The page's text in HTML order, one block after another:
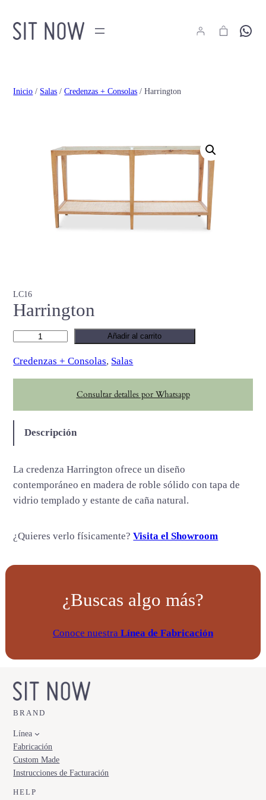
Hola
Inicio / Salas /Credenzas + Consolas / Harrington
LC16
Harrington
r
r
n
t
n
c
a
t
d
Añadir al carrito
Credenzas + Consolas, Salas
Consultar detalles por Whatsapp
Descripción
La credenza Harrington ofrece un diseño
contemporáneo en madera de roble sólido con tapa de
vidrio templado y estante de caña natural.
¿Quieres verlo físicamente?Visita el Showroom
¿Buscas algo más?
Conoce nuestra Línea de Fabricación
BRAND
Línea
Fabricación
Custom Made
Instrucciones de Facturación
HELP